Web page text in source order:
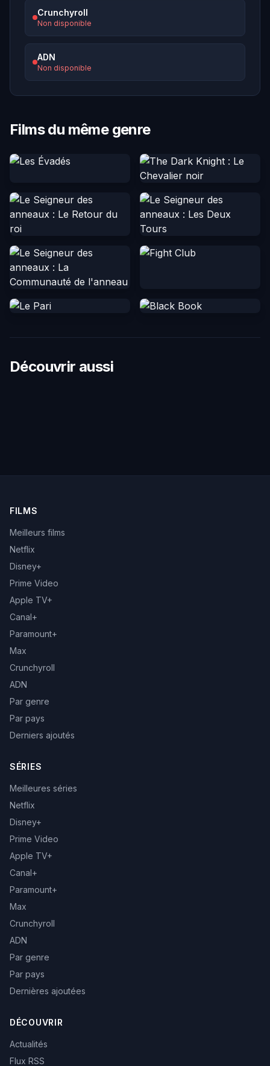
Crunchyroll
Non disponible
ADN
Non disponible
Films du même genre
Découvrir aussi
FILMS
Meilleurs films
Netflix
Disney+
Prime Video
Apple TV+
Canal+
Paramount+
Max
Crunchyroll
ADN
Par genre
Par pays
Derniers ajoutés
SÉRIES
Meilleures séries
Netflix
Disney+
Prime Video
Apple TV+
Canal+
Paramount+
Max
Crunchyroll
ADN
Par genre
Par pays
Dernières ajoutées
DÉCOUVRIR
Actualités
Flux RSS